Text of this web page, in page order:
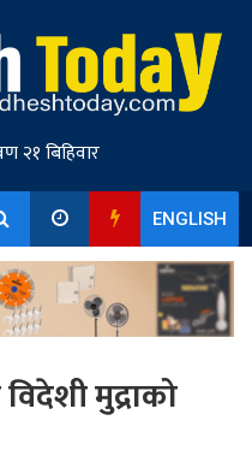
ENGLISH
मुद्राको